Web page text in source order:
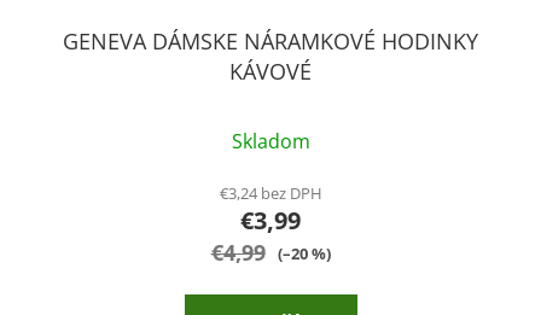
GENEVA DÁMSKE NÁRAMKOVÉ HODINKY
KÁVOVÉ
Skladom
€3,24 bez DPH
€3,99
€4,99 (–20 %)